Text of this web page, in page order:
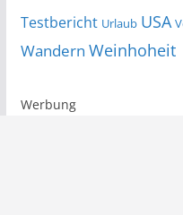
Testbericht Urlaub USA
Wandern Weinhoheit
Werbung